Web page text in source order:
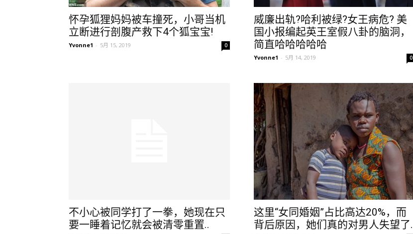
怀孕狐狸妈妈被车撞死，小哥当机
立断进行剖腹产救下4个狐宝宝!
Yvonne1 - 5月 15, 2019 0
威廉出轨?哈利被绿?女王病危? 美
国小报编起英王室假八卦的脑洞，
简直哈哈哈哈哈
Yvonne1 - 5月 14, 2019 0
不小心被同学打了一拳，她现在只
要一睡着记忆就会被清零重置..
这里“女同婚姻”占比高达20%，而
背后原因，她们真的对男人失望了.